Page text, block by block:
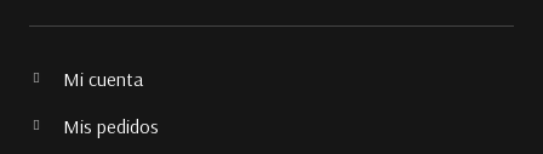
Mi cuenta
Mis pedidos